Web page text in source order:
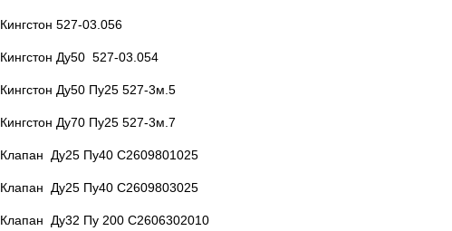
Кингстон 527-03.056
Кингстон Ду50 527-03.054
Кингстон Ду50 Пу25 527-3м.5
Кингстон Ду70 Пу25 527-3м.7
Клапан Ду25 Пу40 С2609801025
Клапан Ду25 Пу40 С2609803025
Клапан Ду32 Пу 200 С2606302010